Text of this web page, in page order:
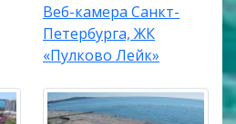
Веб-камера Санкт-
Петербурга, ЖК
«Пулково Лейк»